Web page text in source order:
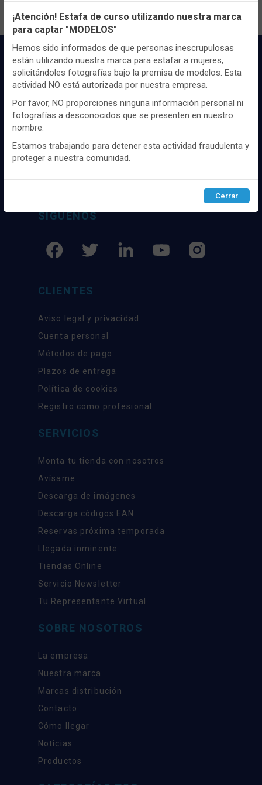
Distribuidor y mayorista textil de las mejores
mercado, marcas tanto nacionales como
experiencia como proveedor de los mejores
SÍGUENOS
CLIENTES
Aviso legal y privacidad
Cuenta personal
Métodos de pago
Plazos de entrega
Política de cookies
Registro como profesional
SERVICIOS
Monta tu tienda con nosotros
Avísame
Descarga de imágenes
Descarga códigos EAN
Reservas próxima temporada
Llegada inminente
Tiendas Online
Servicio Newsletter
Tu Representante Virtual
SOBRE NOSOTROS
La empresa
Nuestra marca
Marcas distribución
Contacto
Cómo llegar
Noticias
Productos
Utilizamos cookies propias y de terceros, de sesión o
persistentes, para hacer funcionar de manera segura nuestra
página web y personalizar su contenido.
Igualmente, utilizamos cookies para medir y obtener datos de
la navegación que realizas y para ajustar el contenido a tus
gustos y preferencias.
Puedesconfigurary aceptar el uso de cookies a tu gusto.
Para obtener más información visita nuestra
cookies.
Configurar Rechazar ACEPTAR
¡Atención! Estafa de curso utilizando nuestra marca
para captar "MODELOS"
Hemos sido informados de que personas inescrupulosas
están utilizando nuestra marca para estafar a mujeres,
solicitándoles fotografías bajo la premisa de modelos. Esta
actividad NO está autorizada por nuestra empresa.
Por favor, NO proporciones ninguna información personal ni
fotografías a desconocidos que se presenten en nuestro
nombre.
Estamos trabajando para detener esta actividad fraudulenta y
proteger a nuestra comunidad.
Cerrar